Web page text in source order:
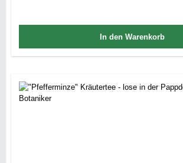
In den Warenkorb